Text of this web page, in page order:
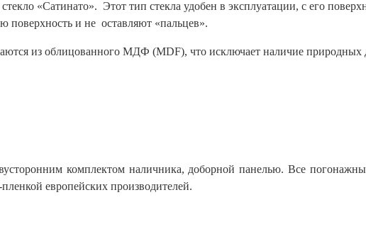
стекло «Сатинато». Этот тип стекла удобен в эксплуатации, с его
поверхность и не оставляют «пальцев».
из облицованного МДФ (MDF), что исключает наличие природных
комплектом наличника, доборной панелью. Все
европейских производителей.